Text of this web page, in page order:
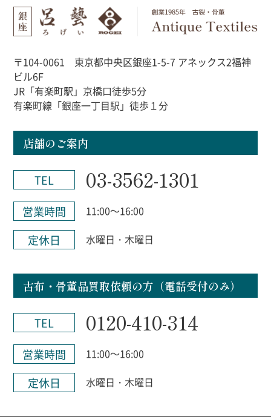
〒104-0061 東京都中央区銀座1-5-7 アネックス2福神
ビル6F
JR「有楽町駅」京橋口徒歩5分
有楽町線「銀座一丁目駅」徒歩１分
店舗のご案内
TEL 03-3562-1301
営業時間 11:00～16:00
定休日 水曜日・木曜日
古布・骨董品買取依頼の方（電話受付のみ）
TEL 0120-410-314
営業時間 11:00～16:00
定休日 水曜日・木曜日